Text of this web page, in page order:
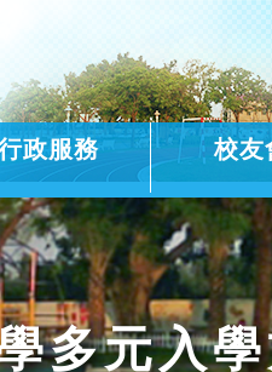
政服務 校友
多元入